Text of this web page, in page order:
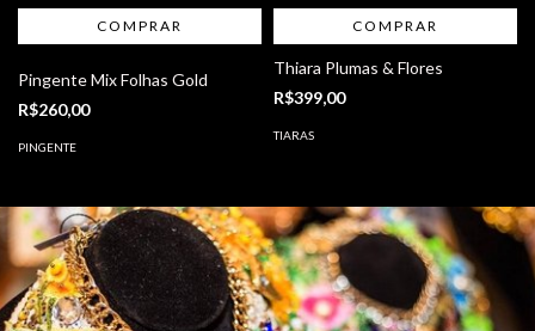
Pingente Mix Folhas Gold
R$260,00
PINGENTE
COMPRAR
Thiara Plumas & Flores
R$399,00
TIARAS